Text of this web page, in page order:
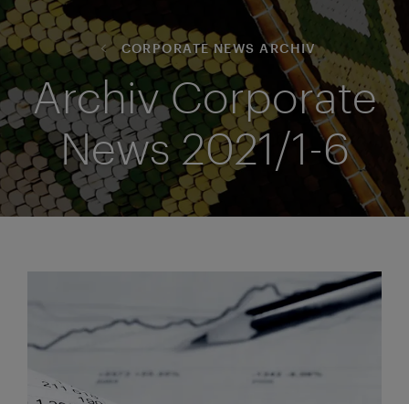
CORPORATE NEWS ARCHIV
Archiv Corporate
News 2021/1-6